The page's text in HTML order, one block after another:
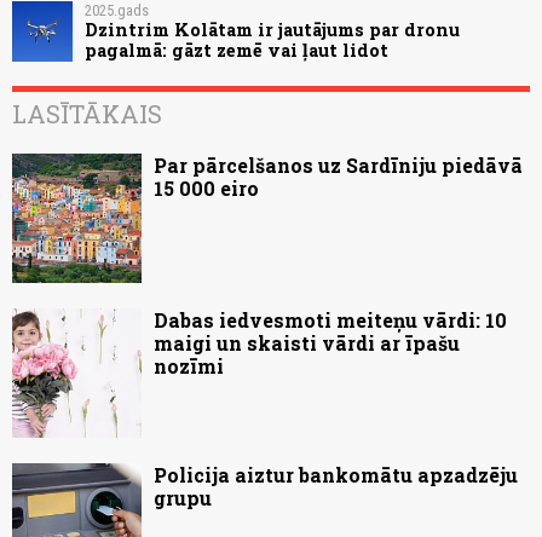
2025.gads
Dzintrim Kolātam ir jautājums par dronu
pagalmā: gāzt zemē vai ļaut lidot
LASĪTĀKAIS
Par pārcelšanos uz Sardīniju piedāvā
15 000 eiro
Dabas iedvesmoti meiteņu vārdi: 10
maigi un skaisti vārdi ar īpašu
nozīmi
Policija aiztur bankomātu apzadzēju
grupu